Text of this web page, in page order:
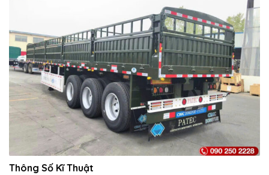
Thông Số Kĩ Thuật